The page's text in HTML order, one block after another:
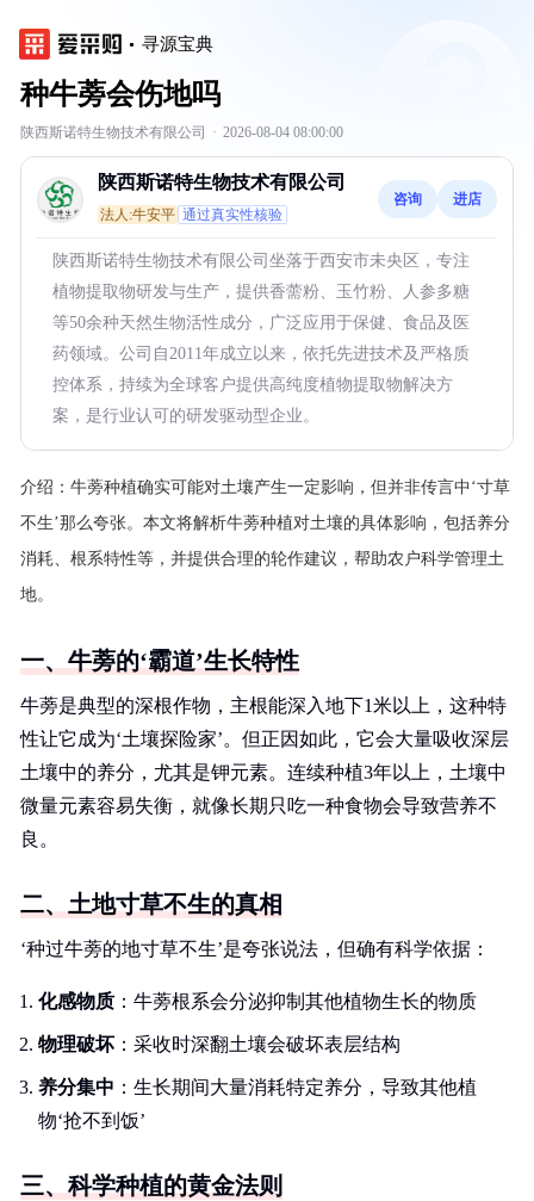
寻源宝典
种牛蒡会伤地吗
陕西斯诺特生物技术有限公司 · 2026-08-04 08:00:00
陕西斯诺特生物技术有限公司
法人:牛安平 通过真实性核验
咨询 进店
陕西斯诺特生物技术有限公司坐落于西安市未央区，专注
植物提取物研发与生产，提供香薷粉、玉竹粉、人参多糖
等50余种天然生物活性成分，广泛应用于保健、食品及医
药领域。公司自2011年成立以来，依托先进技术及严格质
控体系，持续为全球客户提供高纯度植物提取物解决方
案，是行业认可的研发驱动型企业。
介绍： 牛蒡种植确实可能对土壤产生一定影响，但并非传言中‘寸草
不生’那么夸张。本文将解析牛蒡种植对土壤的具体影响，包括养分
消耗、根系特性等，并提供合理的轮作建议，帮助农户科学管理土
地。
一、牛蒡的‘霸道’生长特性
牛蒡是典型的深根作物，主根能深入地下1米以上，这种特
性让它成为‘土壤探险家’。但正因如此，它会大量吸收深层
土壤中的养分，尤其是钾元素。连续种植3年以上，土壤中
微量元素容易失衡，就像长期只吃一种食物会导致营养不
良。
二、土地寸草不生的真相
‘种过牛蒡的地寸草不生’是夸张说法，但确有科学依据：
化感物质 ：牛蒡根系会分泌抑制其他植物生长的物质
物理破坏 ：采收时深翻土壤会破坏表层结构
养分集中 ：生长期间大量消耗特定养分，导致其他植
物‘抢不到饭’
三、科学种植的黄金法则